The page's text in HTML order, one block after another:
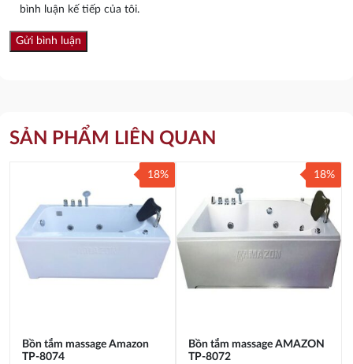
bình luận kế tiếp của tôi.
SẢN PHẨM LIÊN QUAN
Bồn tắm massage Amazon
TP-8074
18%
Bồn tắm massage AMAZON
TP-8072
18%